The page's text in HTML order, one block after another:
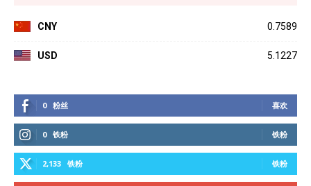
CNY 0.7589
USD 5.1227
0 粉丝 喜欢
0 铁粉 铁粉
2,133 铁粉 铁粉